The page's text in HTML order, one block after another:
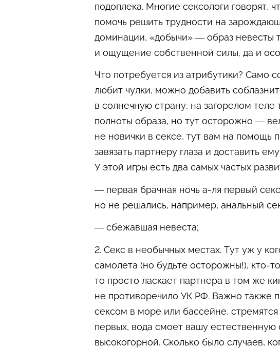
подоплека. Многие сексологи говорят,
помочь решить трудности на
доминации, «добычи» — образ невесты
и ощущение собственной силы, да и
Что потребуется из атрибутики? Само
любит чулки, можно добавить
в солнечную страну, на загорелом
полноты образа, но тут осторожно —
не новички в сексе, тут вам на
завязать партнеру глаза и доставить
У этой игры есть два самых частых
— первая брачная ночь а-ля первый
но не решались, например, анальный
— сбежавшая невеста;
2. Секс в необычных местах. Тут уж у
самолета (но будьте осторожны!), кто-
то просто ласкает партнера в том же
не противоречило УК РФ. Важно также
сексом в море или бассейне,
первых, вода смоет вашу естественную
высокогорной. Сколько было случаев,